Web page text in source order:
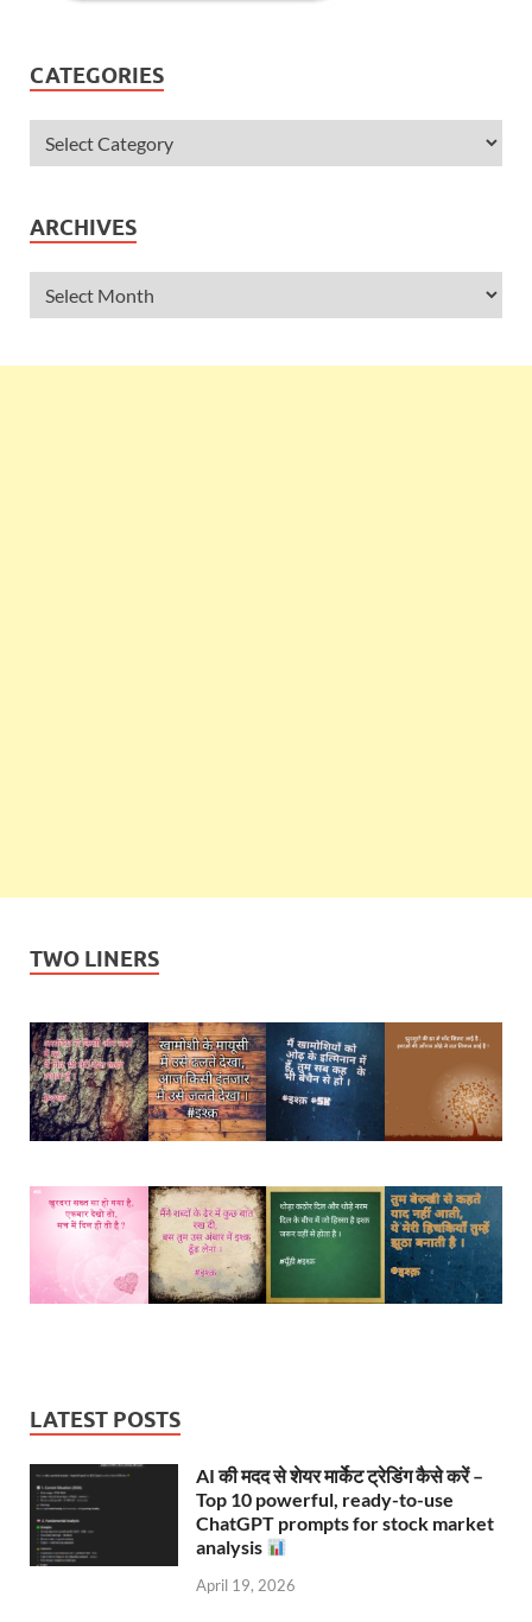
CATEGORIES
ARCHIVES
TWO LINERS
LATEST POSTS
AI की मदद से शेयर मार्केट ट्रेडिंग कैसे करें –
Top 10 powerful, ready-to-use
ChatGPT prompts for stock market
analysis
April 19, 2026